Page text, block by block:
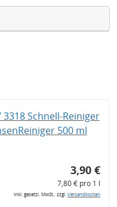
3318 Schnell-Reiniger
500 ml
3,90 €
7,80 € pro 1 l
inkl. gesetzl. MwSt., zzgl.Versandkosten